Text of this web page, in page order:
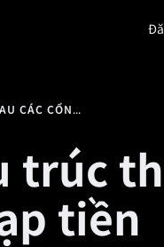
Khuyến mãi
GIAO DỊCH CRYPTO P2P VÀ CẤU TRÚC THỊ TRƯỜNG PHÍA SAU CÁC CỔNG NẠP TIỀN
trúc
tiền